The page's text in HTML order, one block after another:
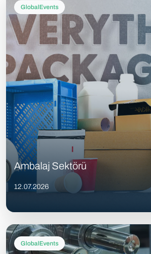
GlobalEvents
Ambalaj Sektörü
12.07.2026
GlobalEvents